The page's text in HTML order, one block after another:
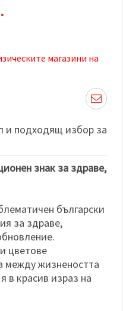
магазини на
и подходящ избор за
знак за здраве,
български
за здраве,
цветове
между жизнеността
в красив израз на